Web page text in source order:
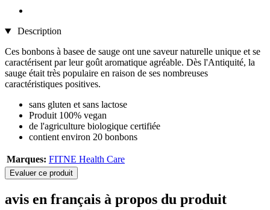
Description
Ces bonbons à basee de sauge ont une saveur naturelle unique et se
caractérisent par leur goût aromatique agréable. Dès l'Antiquité, la
sauge était très populaire en raison de ses nombreuses
caractéristiques positives.
sans gluten et sans lactose
Produit 100% vegan
de l'agriculture biologique certifiée
contient environ 20 bonbons
Marques: FITNE Health Care
Evaluer ce produit
avis en français à propos du produit